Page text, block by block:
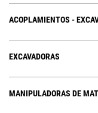
ACOPLAMIENTOS -
EXCAVADORAS
MANIPULADORAS DE